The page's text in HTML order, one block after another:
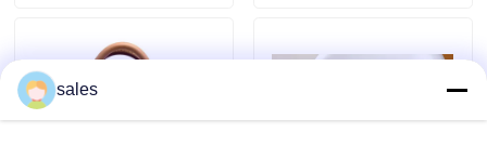
Gevallen
sales